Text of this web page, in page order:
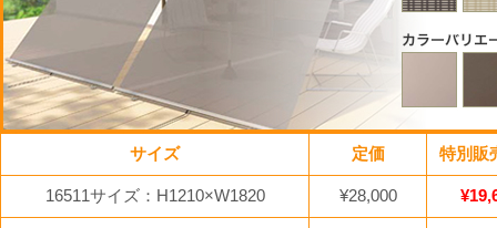
サイズ 定価 特別販
16511サイズ：H1210×W1820 ¥28,000